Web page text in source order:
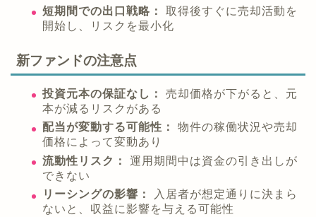
短期間での出口戦略：
取得後すぐに売却活動を
開始し、リスクを最小化
新ファンドの注意点
投資元本の保証なし：
売却価格が下がると、元
本が減るリスクがある
配当が変動する可能性：
物件の稼働状況や売却
価格によって変動あり
流動性リスク：
運用期間中は資金の引き出しが
できない
リーシングの影響：
入居者が想定通りに決まら
ないと、収益に影響を与える可能性